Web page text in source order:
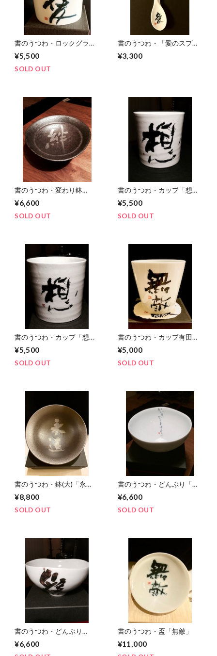
書のうつわ・ロックグラス
¥5,500
SOLD OUT
書のうつわ・「愛のスプー
¥3,300
書のうつわ・変わり鉢
¥6,600
SOLD OUT
書のうつわ・カップ「想」
¥5,500
SOLD OUT
書のうつわ・カップ「想」
¥5,500
SOLD OUT
書のうつわ・カップ有田焼
¥5,000
SOLD OUT
書のうつわ・鉢(大)「永
¥8,800
SOLD OUT
書のうつわ・どんぶり「い
¥6,600
SOLD OUT
書のうつわ・どんぶり
¥6,600
書のうつわ・盃「無敵」
¥11,000